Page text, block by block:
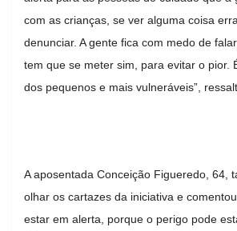
com as crianças, se ver alguma coisa
denunciar. A gente fica com medo de
tem que se meter sim, para evitar o pior.
dos pequenos e mais vulneráveis”,
A aposentada Conceição Figueredo, 64,
olhar os cartazes da iniciativa e
estar em alerta, porque o perigo pode